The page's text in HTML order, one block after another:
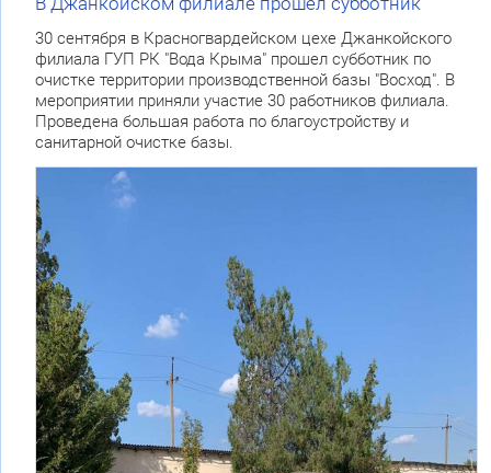
30 сентября в Красногвардейском цехе Джанкойского
филиала ГУП РК "Вода Крыма" прошел субботник по
очистке территории производственной базы "Восход". В
мероприятии приняли участие 30 работников филиала.
Проведена большая работа по благоустройству и
санитарной очистке базы.